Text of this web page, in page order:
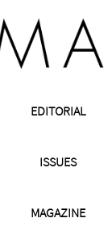
EDITORIAL
ISSUES
MAGAZINE